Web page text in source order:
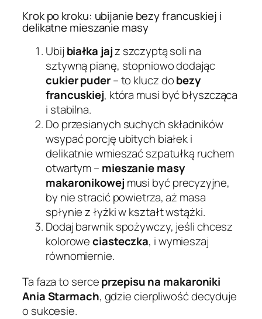
Krok po kroku: ubijanie bezy francuskiej i
delikatne mieszanie masy
Ubij białka jajz szczyptą soli na
sztywną pianę, stopniowo dodając
cukier puder– to klucz dobezy
francuskiej, która musi być błyszcząca
i stabilna.
Do przesianych suchych składników
wsypać porcję ubitych białek i
delikatnie wmieszać szpatułką ruchem
otwartym – mieszanie masy
makaronikowej musi być precyzyjne,
by nie stracić powietrza, aż masa
spłynie z łyżki w kształt wstążki.
Dodaj barwnik spożywczy, jeśli chcesz
koloroweciasteczka, i wymieszaj
równomiernie.
Ta faza to serceprzepisu na makaroniki
Ania Starmach, gdzie cierpliwość decyduje
o sukcesie.